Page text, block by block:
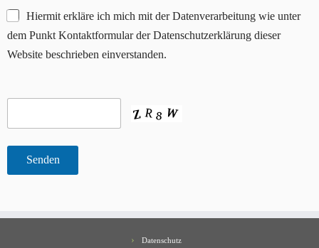
Hiermit erkläre ich mich mit der Datenverarbeitung wie unter
dem Punkt Kontaktformular der Datenschutzerklärung dieser
Website beschrieben einverstanden.
Datenschutz